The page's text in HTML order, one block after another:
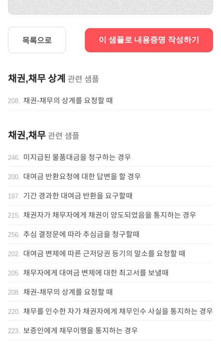
목록으로 이 샘플로 내용증명 작성하기
채권,채무 상계 관련 샘플
208. 채권-채무의 상계를 요청할 때
채권,채무 관련 샘플
246. 미지급된 물품대금을 청구하는 경우
200. 대여금 반환요청에 대한 답변을 할 경우
197. 기간 경과한 대여금 반환을 요구할때
215. 채권자가 채무자에게 채권이 양도되었음을 통지하는 경우
256. 추심 결정문에 따라 추심금을 청구할때
202. 대여금 변제에 따른 근저당권 등기의 말소를 요청할 때
205. 채무자에게 대여금 변제에 대한 최고서를 보낼때
208. 채권-채무의 상계를 요청할 때
220. 채무를 인수한 자가 채권자에게 채무인수 사실을 통지하는 경우
223. 보증인에게 채무이행을 통지하는 경우